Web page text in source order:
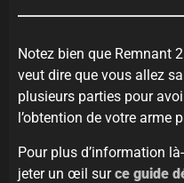
Notez bien que Remnant
veut dire que vous allez
plusieurs parties pour
l’obtention de votre arme
Pour plus d’information
jeter un œil surce guide